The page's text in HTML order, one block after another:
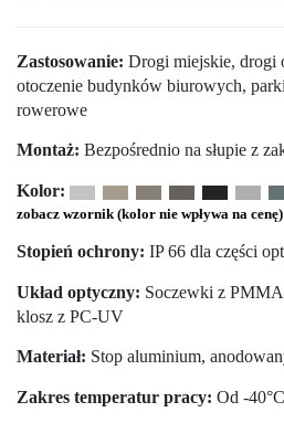
Zastosowanie: Drogi miejskie, drogi
otoczenie budynków biurowych,
rowerowe
Montaż: Bezpośrednio na słupie z
Kolor:
zobacz wzornik (kolor nie wpływa na cenę)
Stopień ochrony: IP 66 dla części
Układ optyczny: Soczewki z
klosz z PC-UV
Materiał: Stop aluminium,
Zakres temperatur pracy: Od -